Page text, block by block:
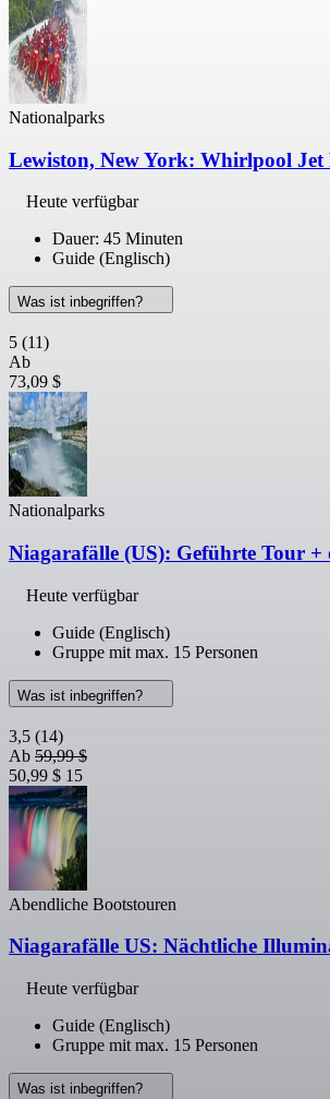
Nationalparks
Lewiston, New York: Whirlpool Jet
Heute verfügbar
Dauer: 45 Minuten
Guide (Englisch)
Was ist inbegriffen?
5 (11)
Ab
73,09 $
Nationalparks
Niagarafälle (US): Geführte Tour
Heute verfügbar
Guide (Englisch)
Gruppe mit max. 15 Personen
Was ist inbegriffen?
3,5 (14)
Ab 59,99 $
50,99 $ 15
Abendliche Bootstouren
Niagarafälle US: Nächtliche
Heute verfügbar
Guide (Englisch)
Gruppe mit max. 15 Personen
Was ist inbegriffen?